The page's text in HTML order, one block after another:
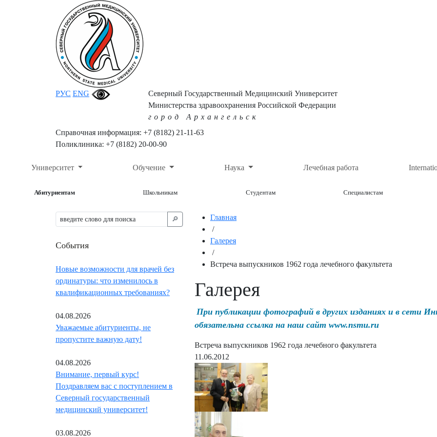
РУС ENG
Северный Государственный Медицинский Университет
Министерства здравоохранения Российской Федерации
город Архангельск
Справочная информация: +7 (8182) 21-11-63
Поликлиника: +7 (8182) 20-00-90
Университет Обучение Наука Лечебная работа
Абитуриентам Школьникам Студентам Специалистам
🔎︎
События
Новые возможности для врачей без
ординатуры: что изменилось в
квалификационных требованиях?
04.08.2026
Уважаемые абитуриенты, не
пропустите важную дату!
04.08.2026
Внимание, первый курс!
Поздравляем вас с поступлением в
Северный государственный
медицинский университет!
03.08.2026
Главная
/
Галерея
/
Встреча выпускников 1962 года лечебного факультета
Галерея
При публикации фотографий в других изданиях и в сети
обязательна ссылка на наш сайт www.nsmu.ru
Встреча выпускников 1962 года лечебного факультета
11.06.2012